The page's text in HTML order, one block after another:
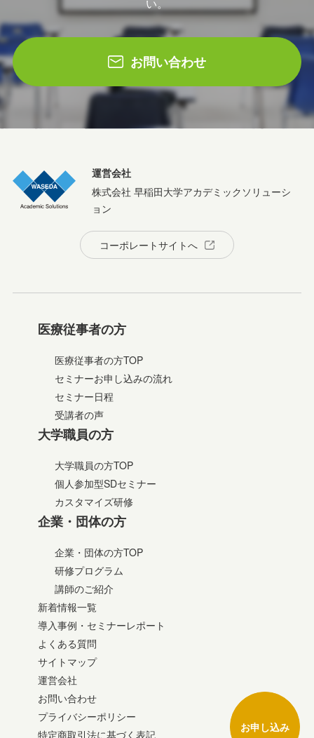
お申し込み
お問い合わせ
運営会社
株式会社 早稲田大学アカデミックソリューシ
ョン
コーポレートサイトへ
医療従事者の方
医療従事者の方TOP
セミナーお申し込みの流れ
セミナー日程
受講者の声
大学職員の方
大学職員の方TOP
個人参加型SDセミナー
カスタマイズ研修
企業・団体の方
企業・団体の方TOP
研修プログラム
講師のご紹介
新着情報一覧
導入事例・セミナーレポート
よくある質問
サイトマップ
運営会社
お問い合わせ
プライバシーポリシー
特定商取引法に基づく表記